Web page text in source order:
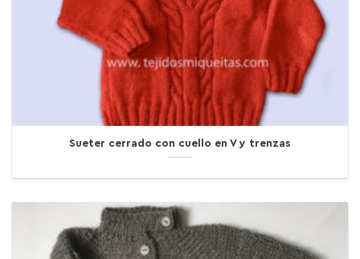
Sueter cerrado con cuello en V y trenzas